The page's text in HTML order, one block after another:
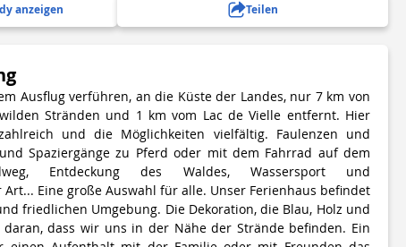
anzeigen Teilen
Ausflug verführen, an die Küste der Landes, nur 7 km von
Stränden und 1 km vom Lac de Vielle entfernt. Hier
und die Möglichkeiten vielfältig. Faulenzen und
Spaziergänge zu Pferd oder mit dem Fahrrad auf dem
Entdeckung des Waldes, Wassersport und
Eine große Auswahl für alle. Unser Ferienhaus befindet
friedlichen Umgebung. Die Dekoration, die Blau, Holz und
dass wir uns in der Nähe der Strände befinden. Ein